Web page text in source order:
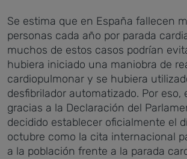
Se estima que en España fallecen
personas cada año por parada
muchos de estos casos podrían
hubiera iniciado una maniobra de
cardiopulmonar y se hubiera
desfibrilador automatizado. Por eso,
gracias a la Declaración del
decidido establecer oficialmente el
octubre como la cita internacional
a la población frente a la parada